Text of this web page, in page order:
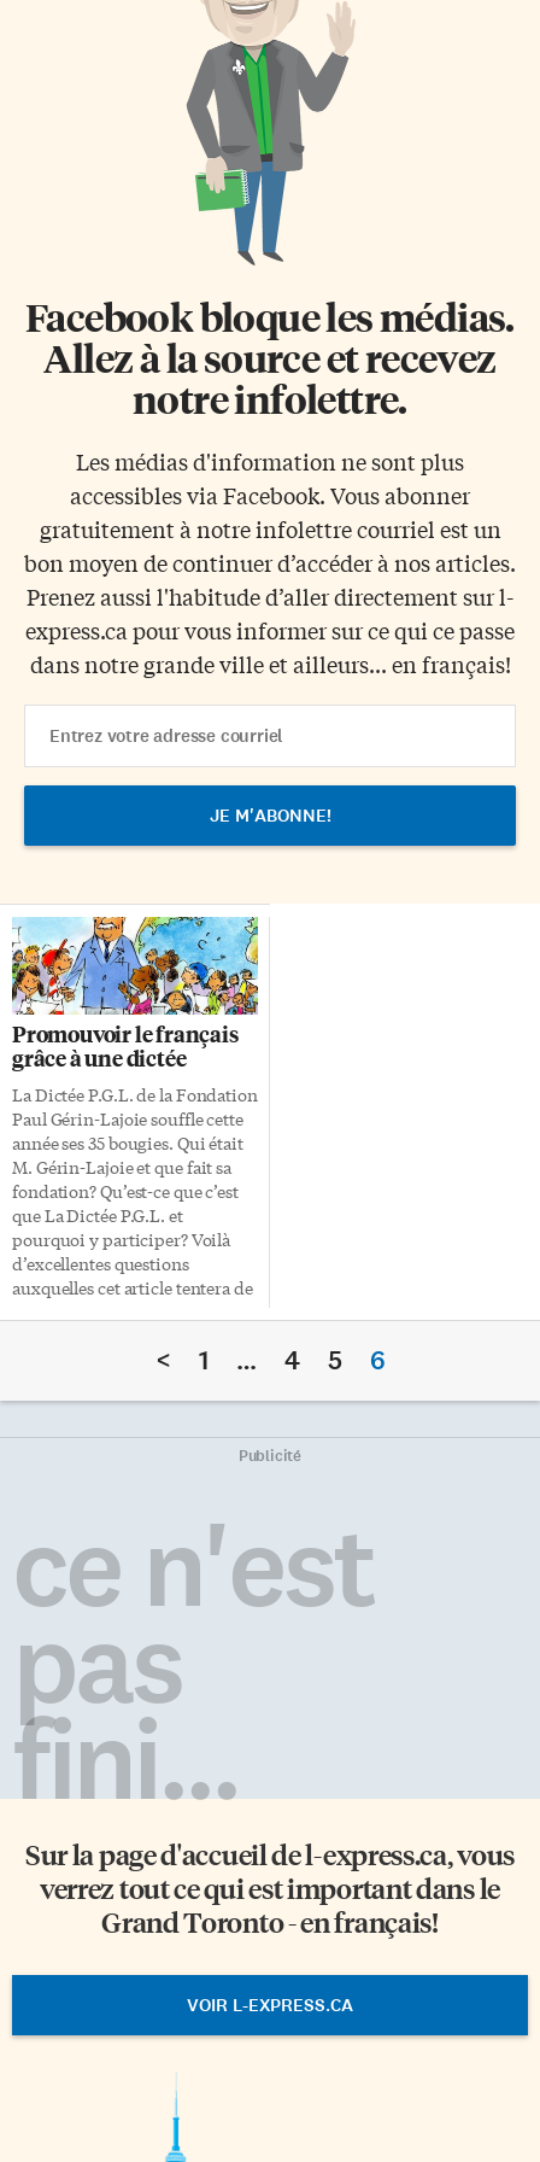
incident technique. Ma belle-
mère est une sorcière sera aussi
projeté le 24 février comme
prévu. Concours de la meilleure
Francophonie décorant les
couloirs de son école
secondaire sont imprimées.
«Elles ont toujours été vraiment
belles. Ça m’a marqué.» La toute
nouvelle affiche a justement été
dévoilée récemment,
promettant de capter l’attention
d’un bout à l’autre […]
Facebook bloque les médias.
Allez à la source et recevez
notre infolettre.
Les médias d'information ne sont plus
accessibles via Facebook. Vous abonner
gratuitement à notre infolettre courriel est un
bon moyen de continuer d’accéder à nos articles.
Prenez aussi l'habitude d’aller directement sur l-
express.ca pour vous informer sur ce qui ce passe
dans notre grande ville et ailleurs... en français!
Address
Promouvoir le français
grâce à une dictée
La Dictée P.G.L. de la Fondation
Paul Gérin-Lajoie souffle cette
année ses 35 bougies. Qui était
M. Gérin-Lajoie et que fait sa
fondation? Qu’est-ce que c’est
que La Dictée P.G.L. et
pourquoi y participer? Voilà
d’excellentes questions
auxquelles cet article tentera de
le président fondateur de La
été le premier ministre de
l’Éducation du Québec, de 1960
à 1966, également vice-premier
Lajoie est considéré comme
l’architecte principal des
changements apportés au
système éducatif québécois au
< 1 … 4 5 6
Publicité
ce n'est
pas
fini...
Sur la page d'accueil del-express.ca, vous
verrez tout ce qui est important dans le
Grand Toronto - en français!
VOIR L-EXPRESS.CA